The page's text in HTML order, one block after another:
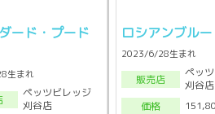
ード・プード
生まれ
ペッツビレッジ
刈谷店
ロシアンブルー
2023/6/28生まれ
販売店
ペッ
刈谷店
価格